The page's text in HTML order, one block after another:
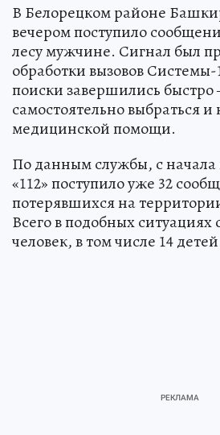
В Белорецком районе
вечером поступило
лесу мужчине. Сигнал был
обработки вызовов
поиски завершились
самостоятельно выбраться
медицинской помощи.
По данным службы, с начала
«112» поступило уже 32
потерявшихся на
Всего в подобных ситуациях
человек, в том числе 14